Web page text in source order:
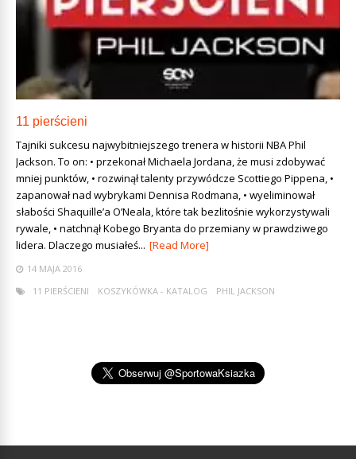
11 pierścieni
Tajniki sukcesu najwybitniejszego trenera w historii NBA Phil
Jackson. To on: • przekonał Michaela Jordana, że musi zdobywać
mniej punktów, • rozwinął talenty przywódcze Scottiego Pippena, •
zapanował nad wybrykami Dennisa Rodmana, • wyeliminował
słabości Shaquille’a O’Neala, które tak bezlitośnie wykorzystywali
rywale, • natchnął Kobego Bryanta do przemiany w prawdziwego
lidera. Dlaczego musiałeś... [Read More]
14 MAJA 2016
11 PIERŚCIENI
KOSZYKÓWKA - KATALOG PHIL JACKSON